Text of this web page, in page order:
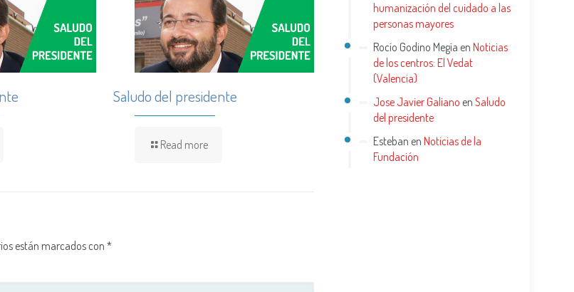
Saludo del presidente
Read more
están marcados con*
humanización del cuidado a las
personas mayores
Rocío Godino Megía enNoticias
de los centros: El Vedat
(Valencia)
Jose Javier Galiano enSaludo
del presidente
Esteban enNoticias de la
Fundación